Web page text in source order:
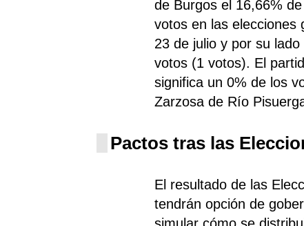
de Burgos el 16,66%
votos en las elecciones
23 de julio y por su
votos (1 votos). El
significa un 0% de los
Zarzosa de Río
Pactos tras las
El resultado de las
tendrán opción de
simular cómo se